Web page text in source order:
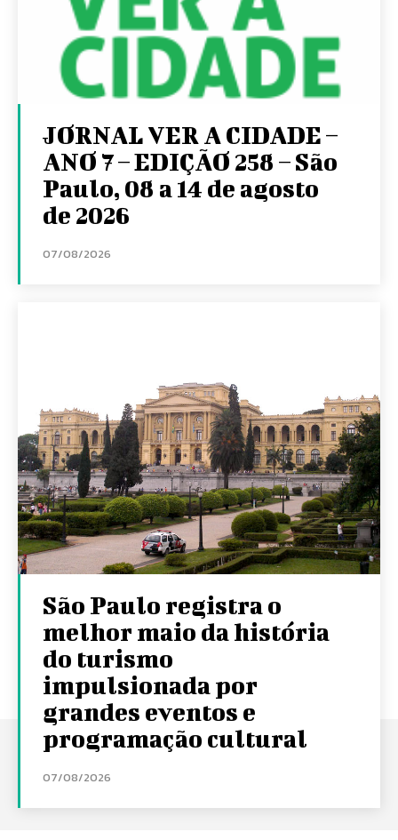
JORNAL VER A CIDADE –
ANO 7 – EDIÇÃO 258 – São
Paulo, 08 a 14 de agosto
de 2026
07/08/2026
São Paulo registra o
melhor maio da história
do turismo
impulsionada por
grandes eventos e
programação cultural
07/08/2026